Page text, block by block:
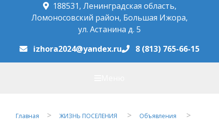
188531, Ленинградская область,
Ломоносовский район, Большая Ижора,
ул. Астанина д. 5
izhora2024@yandex.ru
8 (813) 765-66-15
Главная ЖИЗНЬ ПОСЕЛЕНИЯ
Объявления